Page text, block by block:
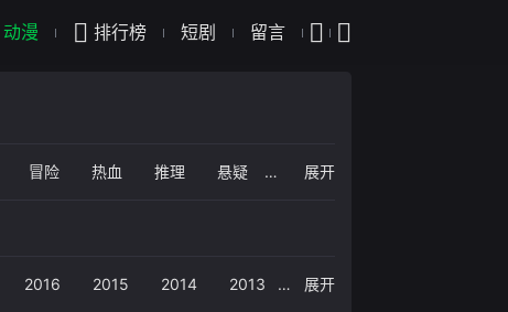
动漫 排行榜 短剧 留言
冒险 热血 推理 悬疑 展开
2016 2015 2014 2013 展开